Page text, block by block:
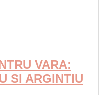
VARA:
SI ARGINTIU